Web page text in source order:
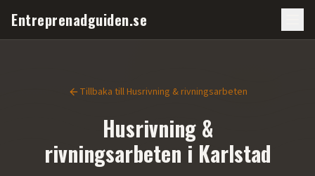
Entreprenadguiden.se
Tillbaka tillHusrivning & rivningsarbeten
Husrivning &
rivningsarbeten i Karlstad